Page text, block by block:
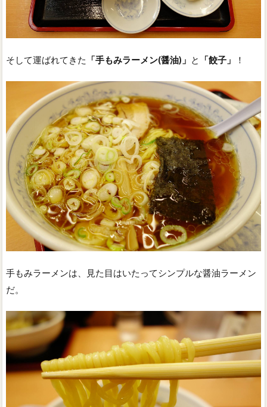
そして運ばれてきた 「手もみラーメン(醤油)」 と 「餃子」 ！
手もみラーメンは、見た目はいたってシンプルな醤油ラーメン
だ。